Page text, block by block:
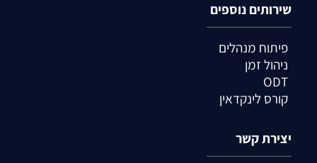
שירותים נוספים
פיתוח מנהלים
ניהול זמן
ODT
קורס לינקדאין
יצירת קשר